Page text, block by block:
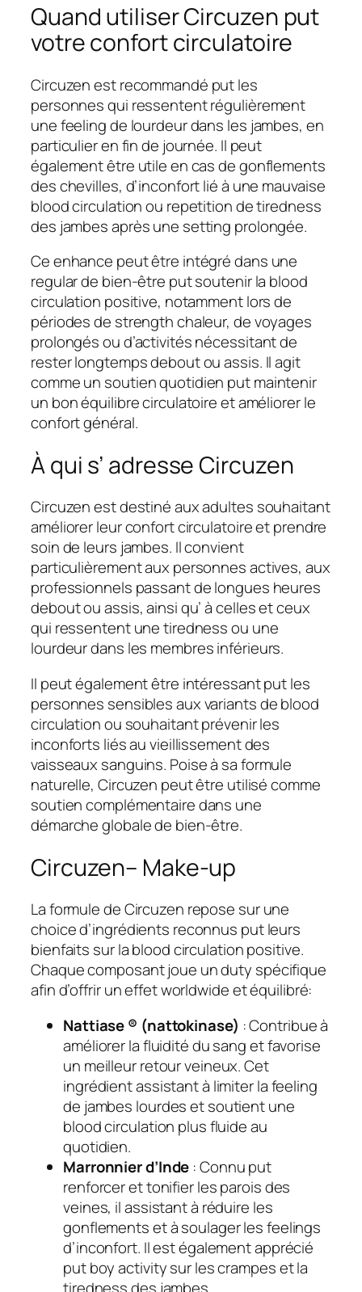
Quand utiliser Circuzen put
votre confort circulatoire
Circuzen est recommandé put les
personnes qui ressentent régulièrement
une feeling de lourdeur dans les jambes, en
particulier en fin de journée. Il peut
également être utile en cas de gonflements
des chevilles, d’inconfort lié à une mauvaise
blood circulation ou repetition de tiredness
des jambes après une setting prolongée.
Ce enhance peut être intégré dans une
regular de bien-être put soutenir la blood
circulation positive, notamment lors de
périodes de strength chaleur, de voyages
prolongés ou d’activités nécessitant de
rester longtemps debout ou assis. Il agit
comme un soutien quotidien put maintenir
un bon équilibre circulatoire et améliorer le
confort général.
À qui s’ adresse Circuzen
Circuzen est destiné aux adultes souhaitant
améliorer leur confort circulatoire et prendre
soin de leurs jambes. Il convient
particulièrement aux personnes actives, aux
professionnels passant de longues heures
debout ou assis, ainsi qu’ à celles et ceux
qui ressentent une tiredness ou une
lourdeur dans les membres inférieurs.
Il peut également être intéressant put les
personnes sensibles aux variants de blood
circulation ou souhaitant prévenir les
inconforts liés au vieillissement des
vaisseaux sanguins. Poise à sa formule
naturelle, Circuzen peut être utilisé comme
soutien complémentaire dans une
démarche globale de bien-être.
Circuzen– Make-up
La formule de Circuzen repose sur une
choice d’ingrédients reconnus put leurs
bienfaits sur la blood circulation positive.
Chaque composant joue un duty spécifique
afin d’offrir un effet worldwide et équilibré:
Nattiase ® (nattokinase) : Contribue à
améliorer la fluidité du sang et favorise
un meilleur retour veineux. Cet
ingrédient assistant à limiter la feeling
de jambes lourdes et soutient une
blood circulation plus fluide au
quotidien.
Marronnier d’Inde : Connu put
renforcer et tonifier les parois des
veines, il assistant à réduire les
gonflements et à soulager les feelings
d’inconfort. Il est également apprécié
put boy activity sur les crampes et la
tiredness des jambes.